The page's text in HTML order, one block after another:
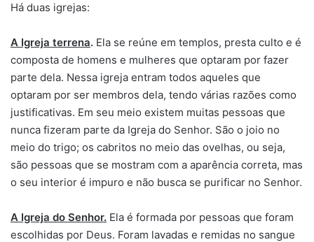
Há duas igrejas:
A Igreja terrena. Ela se reúne em templos, presta culto e é
composta de homens e mulheres que optaram por fazer
parte dela. Nessa igreja entram todos aqueles que
optaram por ser membros dela, tendo várias razões como
justificativas. Em seu meio existem muitas pessoas que
nunca fizeram parte da Igreja do Senhor. São o joio no
meio do trigo; os cabritos no meio das ovelhas, ou seja,
são pessoas que se mostram com a aparência correta, mas
o seu interior é impuro e não busca se purificar no Senhor.
A Igreja do Senhor. Ela é formada por pessoas que foram
escolhidas por Deus. Foram lavadas e remidas no sangue